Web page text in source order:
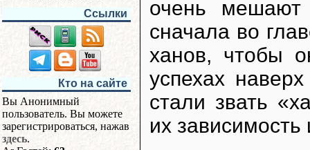
Ссылки
Кто на сайте
Вы Анонимный
пользователь. Вы можете
зарегистрироваться, нажав
здесь.
очень мешают
сначала во
ханов, чтобы
успехах
стали звать
их